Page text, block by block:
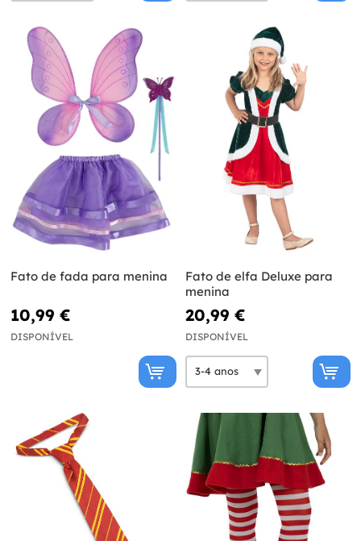
Fato de fada para menina
10,99 €
DISPONÍVEL
Fato de elfa Deluxe para
menina
20,99 €
DISPONÍVEL